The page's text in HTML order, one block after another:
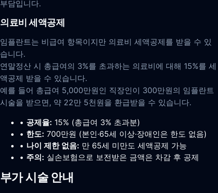
부담입니다.
의료비 세액공제
임플란트는 비급여 항목이지만 의료비 세액공제를 받을 수 있
습니다.
연말정산 시 총급여의 3%를 초과하는 의료비에 대해 15%를 세
액공제 받을 수 있습니다.
예를 들어 총급여 5,000만원인 직장인이 300만원의 임플란트
시술을 받으면, 약 22만 5천원을 환급받을 수 있습니다.
• 공제율: 15% (총급여 3% 초과분)
• 한도: 700만원 (본인·65세 이상·장애인은 한도 없음)
• 나이 제한 없음: 만 65세 미만도 세액공제 가능
• 주의: 실손보험으로 보전받은 금액은 차감 후 공제
부가 시술 안내